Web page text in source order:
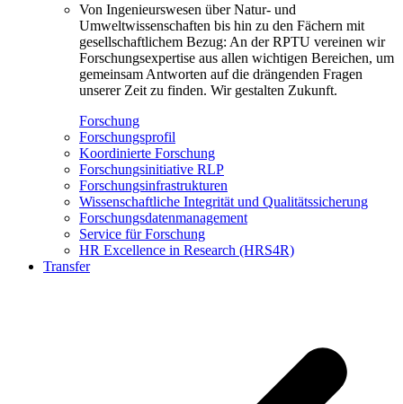
Von Ingenieurswesen über Natur- und
Umweltwissenschaften bis hin zu den Fächern mit
gesellschaftlichem Bezug: An der RPTU vereinen wir
Forschungsexpertise aus allen wichtigen Bereichen, um
gemeinsam Antworten auf die drängenden Fragen
unserer Zeit zu finden. Wir gestalten Zukunft.
Forschung
Forschungsprofil
Koordinierte Forschung
Forschungsinitiative RLP
Forschungsinfrastrukturen
Wissenschaftliche Integrität und Qualitätssicherung
Forschungsdatenmanagement
Service für Forschung
HR Excellence in Research (HRS4R)
Transfer